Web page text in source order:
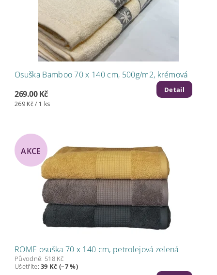
Osuška Bamboo 70 x 140 cm, 500g/m2, krémová
269.00 Kč
269 Kč / 1 ks
Detail
AKCE
ROME osuška 70 x 140 cm, petrolejová zelená
Původně: 518 Kč
Ušetříte:39 Kč (–7 %)